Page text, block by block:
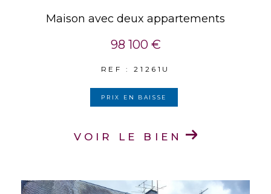
Maison avec deux appartements
98 100 €
REF : 21261U
PRIX EN BAISSE
VOIR LE BIEN